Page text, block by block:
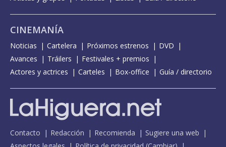
CINEMANÍA
Noticias Cartelera Próximos estrenos
DVD
Avances
Tráilers
Festivales + premios
Actores y actrices
Carteles Box-office Guía / directorio
Contacto Redacción Recomienda
Sugiere una web